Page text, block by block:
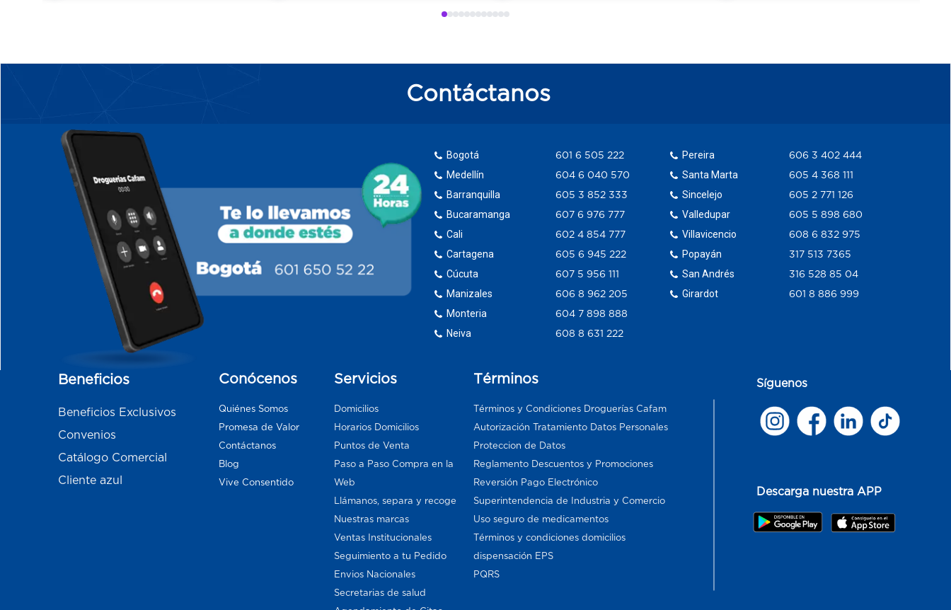
Contáctanos
Bogotá
Medellín
Barranquilla
Bucaramanga
Cali
Cartagena
Cúcuta
Manizales
Monteria
Neiva
601 6 505 222
604 6 040 570
605 3 852 333
607 6 976 777
602 4 854 777
605 6 945 222
607 5 956 111
606 8 962 205
604 7 898 888
608 8 631 222
Pereira
Santa Marta
Sincelejo
Valledupar
Villavicencio
Popayán
San Andrés
Girardot
606 3 402 444
605 4 368 111
605 2 771 126
605 5 898 680
608 6 832 975
317 513 7365
316 528 85 04
601 8 886 999
Beneficios
Beneficios Exclusivos
Convenios
Catálogo Comercial
Cliente azul
Conócenos
Quiénes Somos
Promesa de Valor
Contáctanos
Blog
Vive Consentido
Servicios
Domicilios
Horarios Domicilios
Puntos de Venta
Paso a Paso Compra en la
Web
Llámanos, separa y recoge
Nuestras marcas
Ventas Institucionales
Seguimiento a tu Pedido
Envios Nacionales
Secretarias de salud
Términos
Términos y Condiciones Droguerías Cafam
Autorización Tratamiento Datos Personales
Proteccion de Datos
Reglamento Descuentos y Promociones
Reversión Pago Electrónico
Superintendencia de Industria y Comercio
Uso seguro de medicamentos
Términos y condiciones domicilios
dispensación EPS
PQRS
Síguenos
Descarga nuestra APP